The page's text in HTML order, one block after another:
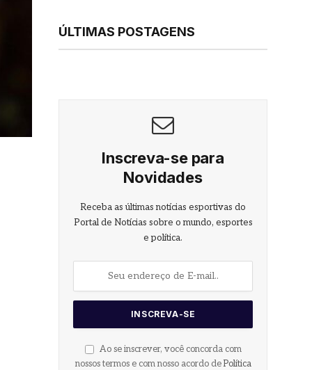
ÚLTIMAS POSTAGENS
Inscreva-se para
Novidades
Receba as últimas notícias esportivas do
Portal de Notícias sobre o mundo, esportes
e política.
Ao se inscrever, você concorda com
nossos termos e com nosso acordo de Política